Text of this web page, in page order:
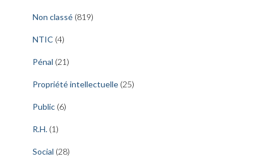
Non classé (819)
NTIC (4)
Pénal (21)
Propriété intellectuelle (25)
Public (6)
R.H. (1)
Social (28)